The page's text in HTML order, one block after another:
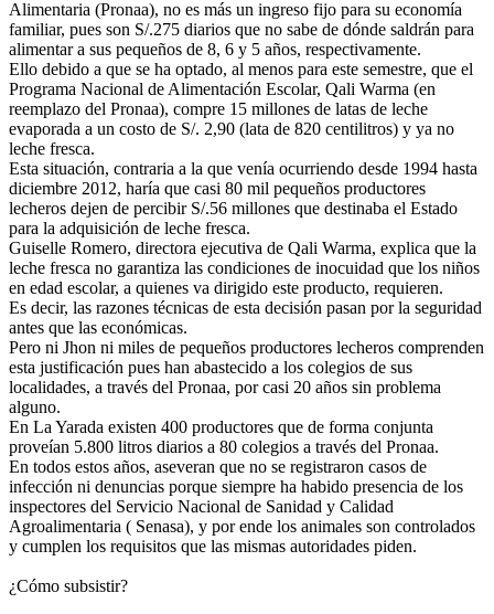
Alimentaria (Pronaa), no es más un ingreso fijo para su economía
familiar, pues son S/.275 diarios que no sabe de dónde saldrán para
alimentar a sus pequeños de 8, 6 y 5 años, respectivamente.
Ello debido a que se ha optado, al menos para este semestre, que el
Programa Nacional de Alimentación Escolar, Qali Warma (en
reemplazo del Pronaa), compre 15 millones de latas de leche
evaporada a un costo de S/. 2,90 (lata de 820 centilitros) y ya no
leche fresca.
Esta situación, contraria a la que venía ocurriendo desde 1994 hasta
diciembre 2012, haría que casi 80 mil pequeños productores
lecheros dejen de percibir S/.56 millones que destinaba el Estado
para la adquisición de leche fresca.
Guiselle Romero, directora ejecutiva de Qali Warma, explica que la
leche fresca no garantiza las condiciones de inocuidad que los niños
en edad escolar, a quienes va dirigido este producto, requieren.
Es decir, las razones técnicas de esta decisión pasan por la seguridad
antes que las económicas.
Pero ni Jhon ni miles de pequeños productores lecheros comprenden
esta justificación pues han abastecido a los colegios de sus
localidades, a través del Pronaa, por casi 20 años sin problema
alguno.
En La Yarada existen 400 productores que de forma conjunta
proveían 5.800 litros diarios a 80 colegios a través del Pronaa.
En todos estos años, aseveran que no se registraron casos de
infección ni denuncias porque siempre ha habido presencia de los
inspectores del Servicio Nacional de Sanidad y Calidad
Agroalimentaria ( Senasa), y por ende los animales son controlados
y cumplen los requisitos que las mismas autoridades piden.
¿Cómo subsistir?